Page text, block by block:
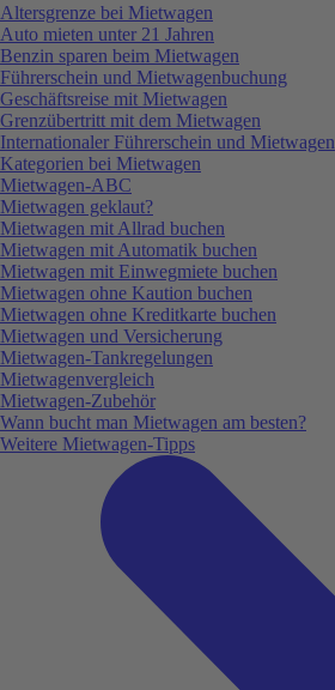
Altersgrenze bei Mietwagen
Auto mieten unter 21 Jahren
Benzin sparen beim Mietwagen
Führerschein und Mietwagenbuchung
Geschäftsreise mit Mietwagen
Grenzübertritt mit dem Mietwagen
Internationaler Führerschein und Mietwagen
Kategorien bei Mietwagen
Mietwagen-ABC
Mietwagen geklaut?
Mietwagen mit Allrad buchen
Mietwagen mit Automatik buchen
Mietwagen mit Einwegmiete buchen
Mietwagen ohne Kaution buchen
Mietwagen ohne Kreditkarte buchen
Mietwagen und Versicherung
Mietwagen-Tankregelungen
Mietwagenvergleich
Mietwagen-Zubehör
Wann bucht man Mietwagen am besten?
Weitere Mietwagen-Tipps